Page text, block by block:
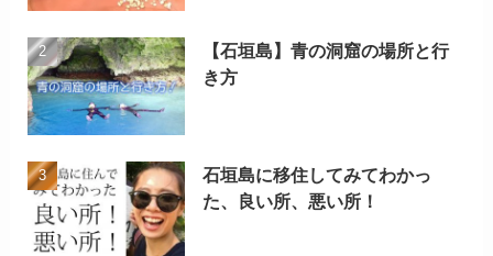
【石垣島】青の洞窟の場所と行
き方
石垣島に移住してみてわかっ
た、良い所、悪い所！